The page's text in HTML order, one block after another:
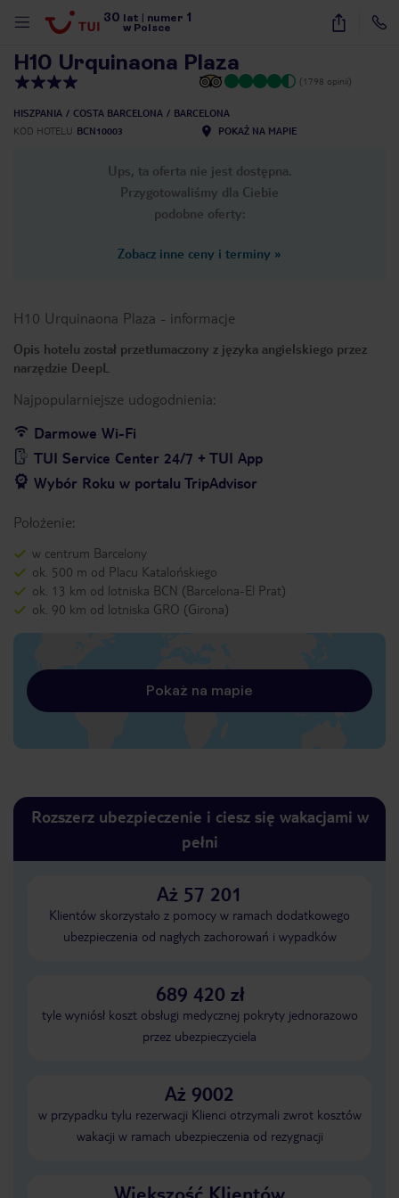
30 lat numer 1
w Polsce
27
H10 Urquinaona Plaza
(1798 opinii)
HISZPANIA COSTA BARCELONA
BARCELONA
KOD HOTELU BCN10003 POKAŻ NA MAPIE
Ups, ta oferta nie jest dostępna.
Przygotowaliśmy dla Ciebie
podobne oferty:
Zobacz inne ceny i terminy »
H10 Urquinaona Plaza - informacje
Opis hotelu został przetłumaczony z języka angielskiego przez
narzędzie DeepL
Najpopularniejsze udogodnienia:
Darmowe Wi-Fi
TUI Service Center 24/7 + TUI App
Wybór Roku w portalu TripAdvisor
Położenie:
w centrum Barcelony
ok. 500 m od Placu Katalońskiego
ok. 13 km od lotniska BCN (Barcelona-El Prat)
ok. 90 km od lotniska GRO (Girona)
Pokaż na mapie
Rozszerz ubezpieczenie i ciesz się wakacjami w
pełni
Aż 57 201
Klientów skorzystało z pomocy w ramach dodatkowego
ubezpieczenia od nagłych zachorowań i wypadków
689 420 zł
tyle wyniósł koszt obsługi medycznej pokryty jednorazowo
przez ubezpieczyciela
Aż 9002
w przypadku tylu rezerwacji Klienci otrzymali zwrot kosztów
wakacji w ramach ubezpieczenia od rezygnacji
Większość Klientów